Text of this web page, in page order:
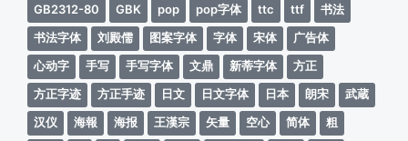
GB2312-80 GBK pop pop字体 ttc ttf
书法
书法字体
刘殿儒 图案字体 字体 宋体
广告体
心动字
手写 手写字体 文鼎 新蒂字体
方正
方正字迹
方正手迹 日文 日文字体 日本 朗宋
武蔵
汉仪
海報 海报 王漢宗 矢量 空心 简体
粗